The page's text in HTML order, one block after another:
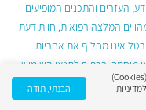
העזרים והתכנים המופיעים
המלצה רפואית, חוות דעת
אינו מחליף את אחריות
מוסמך ובכפוף לתנאי השימוש
האתר משתמש בעוגיות (Cookies)
למדיניות
הבנתי, תודה